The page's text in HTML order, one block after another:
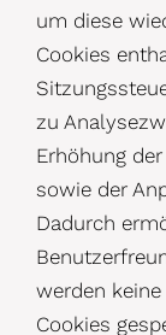
um diese
Cookies
zu
Erhöhung
sowie der
Dadurch
werden
Cookies